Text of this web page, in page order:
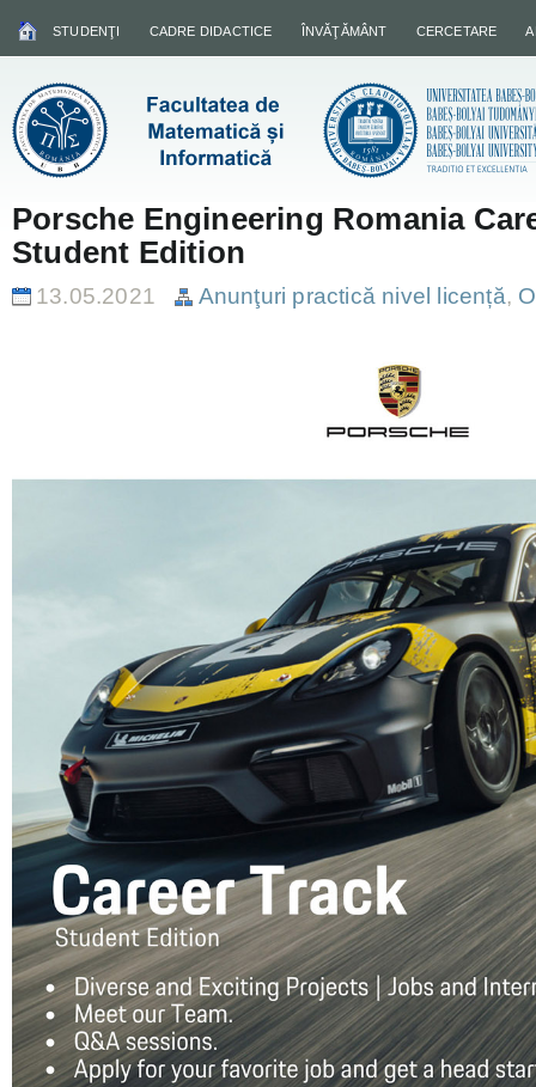
STUDENŢI CADRE DIDACTICE ÎNVĂŢĂMÂNT CERCETARE
Porsche Engineering Romania
Student Edition
13.05.2021 Anunţuri practică nivel licență,